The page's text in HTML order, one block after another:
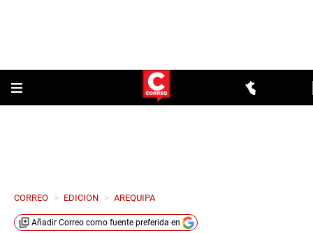
CORREO > EDICION > AREQUIPA
Añadir Correo como fuente preferida en